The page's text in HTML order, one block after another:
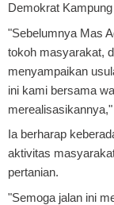
Demokrat
"Sebelumnya Mas
tokoh masyarakat,
menyampaikan
ini kami bersama
Ia berharap
aktivitas
pertanian.
"Semoga jalan ini